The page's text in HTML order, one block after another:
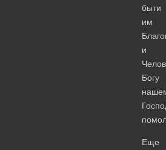
быти
им
и
Богу
Еще